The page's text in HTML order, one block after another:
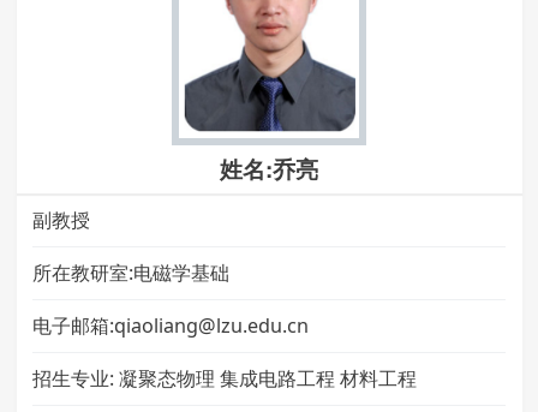
姓名:乔亮
副教授
所在教研室:电磁学基础
电子邮箱:qiaoliang@lzu.edu.cn
招生专业: 凝聚态物理 集成电路工程 材料工程